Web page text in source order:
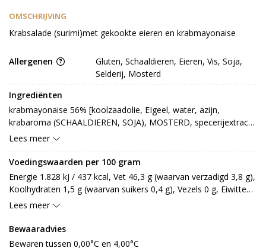
OMSCHRIJVING
Krabsalade (surimi)met gekookte eieren en krabmayonaise
Allergenen
Gluten, Schaaldieren, Eieren, Vis, Soja,
Selderij, Mosterd
Ingrediënten
krabmayonaise 56% [koolzaadolie, EIgeel, water, azijn,
krabaroma (SCHAALDIEREN, SOJA), MOSTERD, specerijextract,
gehydrolyseerd plantaardig eiwit, zout, gedroogde groenten
smaakversterker: E621, E627, E631, stabilisator: E412, E415,
conserveermiddel: E202, E211], EI 11% [EI, water, zout,
opgietvloeistof], krab 11% [surimi (VIS), water,
aardappelzetmeel, zout, suiker, krabextr, krabaroma,
plantaardige olie, kleurstof: E120] (SCHAALDIEREN), surimi 11%
krabsmaak, plantaardige olie, kleurstof: E160c, surimi E420,
Lees meer
Voedingswaarden per 100 gram
Energie 1.828 kJ / 437 kcal, Vet 46,3 g (waarvan verzadigd 3,8 g),
Koolhydraten 1,5 g (waarvan suikers 0,4 g), Vezels 0 g, Eiwitten
3,5 g, Zout 1,3 g.
Lees meer
Bewaaradvies
Bewaren tussen 0,00°C en 4,00°C